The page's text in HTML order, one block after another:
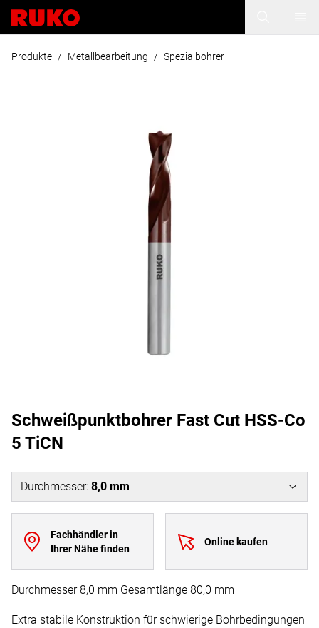
Produkte / Metallbearbeitung / Spezialbohrer
Schweißpunktbohrer Fast Cut HSS-Co
5 TiCN
Durchmesser: 8,0 mm
Fachhändler in
Ihrer Nähe finden
Online kaufen
Durchmesser 8,0 mm Gesamtlänge 80,0 mm
Extra stabile Konstruktion für schwierige Bohrbedingungen